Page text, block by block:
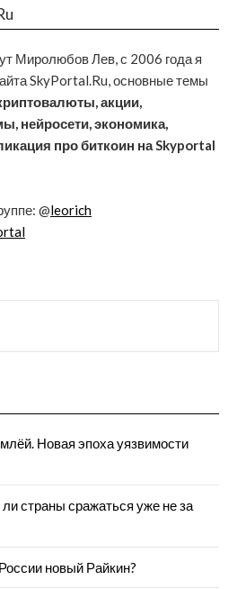
Миролюбов Лев, с 2006 года я
SkyPortal.Ru, основные темы
акции,
нейросети, экономика,
про биткоин на Skyportal
@leorich
Новая эпоха уязвимости
страны сражаться уже не за
новый Райкин?